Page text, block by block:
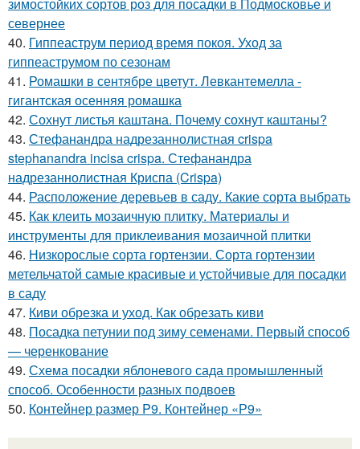
зимостойких сортов роз для посадки в Подмосковье и
севернее
40. Гиппеаструм период время покоя. Уход за
гиппеаструмом по сезонам
41. Ромашки в сентябре цветут. Левкантемелла -
гигантская осенняя ромашка
42. Сохнут листья каштана. Почему сохнут каштаны?
43. Стефанандра надрезаннолистная crispa
stephanandra incisa crispa. Стефанандра
надрезаннолистная Криспа (Crispa)
44. Расположение деревьев в саду. Какие сорта выбрать
45. Как клеить мозаичную плитку. Материалы и
инструменты для приклеивания мозаичной плитки
46. Низкорослые сорта гортензии. Сорта гортензии
метельчатой самые красивые и устойчивые для посадки
в саду
47. Киви обрезка и уход. Как обрезать киви
48. Посадка петунии под зиму семенами. Первый способ
— черенкование
49. Схема посадки яблоневого сада промышленный
способ. Особенности разных подвоев
50. Контейнер размер P9. Контейнер «Р9»